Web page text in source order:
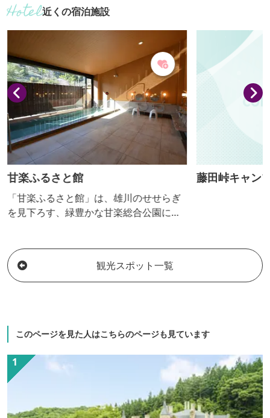
近くの宿泊施設
甘楽ふるさと館
「甘楽ふるさと館」は、雄川のせせらぎ
を見下ろす、緑豊かな甘楽総合公園に隣
用いただけます。炭酸カルシウム温泉
「せせらぎの湯」と豊かな自然の中で思
いきりリラックスしてください！上州和
におきりこみ作り体験などふるさと体験
メニューも豊富にご用意しています。
藤田峠キャン
観光スポット一覧
このページを見た人はこちらのページも見ています